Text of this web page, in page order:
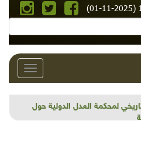
Toggle
تحتية وحلويات قبيحة
و"سيباط"